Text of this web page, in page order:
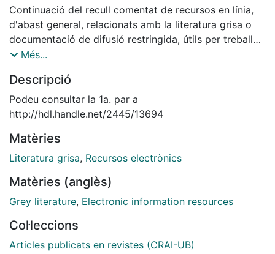
Continuació del recull comentat de recursos en línia,
d'abast general, relacionats amb la literatura grisa o
documentació de difusió restringida, útils per treballar
amb ella. Es ressenyen en aquesta segona selecció
(productors i distribuïdors) i productes documentals
(bases de dades bibliogràfiques, textuals, etc.).
Més...
Descripció
Podeu consultar la 1a. par a
http://hdl.handle.net/2445/13694
Matèries
Literatura grisa, Recursos electrònics
Matèries (anglès)
Grey literature, Electronic information resources
Col·leccions
Articles publicats en revistes (CRAI-UB)